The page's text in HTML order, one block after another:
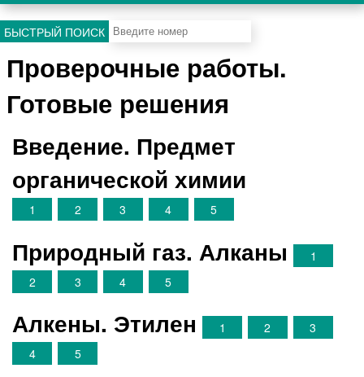
БЫСТРЫЙ ПОИСК
Проверочные работы.
Готовые решения
Введение. Предмет
органической химии
1 2 3 4 5
Природный газ. Алканы
1
2
3 4 5
Алкены. Этилен 1 2
3
4
5